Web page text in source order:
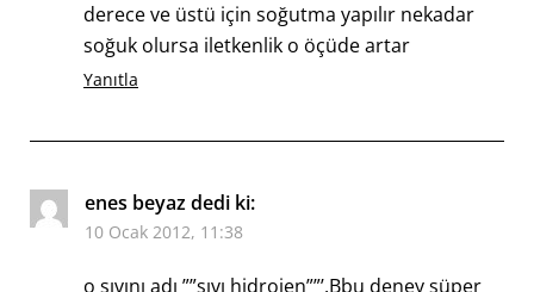
derece ve üstü için soğutma yapılır nekadar
soğuk olursa iletkenlik o öçüde artar
Yanıtla
enes beyazdedi ki:
10 Ocak 2012, 11:38
o sıvını adı ””sıvı hidrojen””’.Bbu deney süper